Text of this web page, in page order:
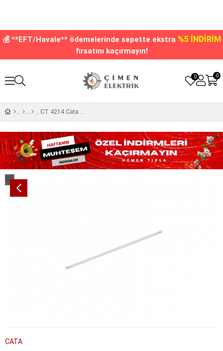
💰 **EFT/Havale** ödemelerinde sepette ekstra %5 İNDİRİM
fırsatını kaçırmayın!
0
0
CT 4214 Cata 18 W Led Floresan Ampul Beyaz Işık 6400k 120Cm
CATA